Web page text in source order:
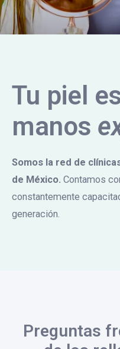
Tu piel
manos
Somos la red de
de México. Contamos
constantemente
generación.
Preguntas